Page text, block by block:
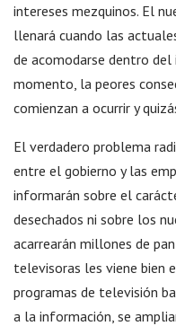
intereses mezquinos. El
llenará cuando las
de acomodarse dentro del
momento, la peores
comienzan a ocurrir y
El verdadero problema
entre el gobierno y las
informarán sobre el
desechados ni sobre los
acarrearán millones de
televisoras les viene bien
programas de televisión
a la información, se